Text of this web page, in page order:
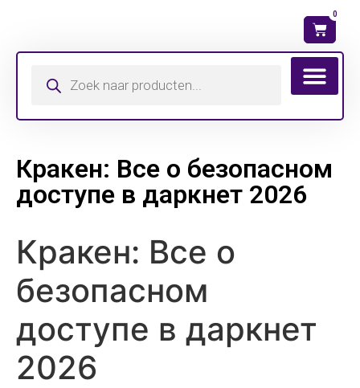
0
Кракен: Все о безопасном
доступе в даркнет 2026
Кракен: Все о
безопасном
доступе в даркнет
2026